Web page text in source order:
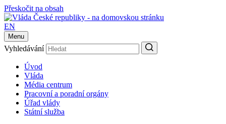
Přeskočit na obsah
EN
Menu
Vyhledávání
Úvod
Vláda
Média centrum
Pracovní a poradní orgány
Úřad vlády
Státní služba